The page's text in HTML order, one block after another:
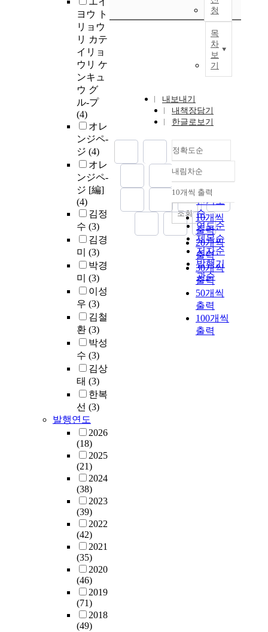
ヨウ ト
リョウ
リ カテ
イリョ
ウリ ケ
ンキュ
ウ グ
ル-プ
(4)
オレ
ンジペ-
ジ (4)
オレ
ンジペ-
ジ [編]
(4)
김정
수 (3)
김경
미 (3)
박경
미 (3)
이성
우 (3)
김철
환 (3)
박성
수 (3)
김상
태 (3)
한복
선 (3)
발행연도
2026
(18)
2025
(21)
2024
(38)
2023
(39)
2022
(42)
2021
(35)
2020
(46)
2019
(71)
2018
(49)
청
목
차
보
기
내보내기
내책장담기
한글로보기
정확도순
정확도
순
인기도
순
연도순
제목순
저자순
발행기
관순
내림차순
내림차순
10개씩 출력
10개씩
출력
20개씩
출력
30개씩
출력
50개씩
출력
100개씩
출력
조회